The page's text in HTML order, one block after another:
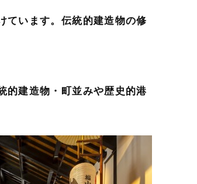
ています。伝統的建造物の修
建造物・町並みや歴史的港